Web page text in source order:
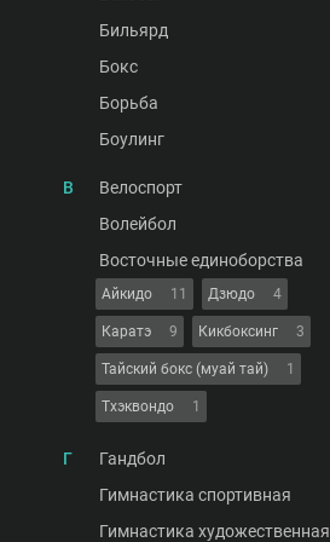
Бильярд
Бокс
Борьба
Боулинг
В Велоспорт
Волейбол
Восточные единоборства
Айкидо 11 Дзюдо 4
Каратэ 9 Кикбоксинг 3
Тайский бокс (муай тай) 1
Тхэквондо 1
Г Гандбол
Гимнастика спортивная
Гимнастика художественная